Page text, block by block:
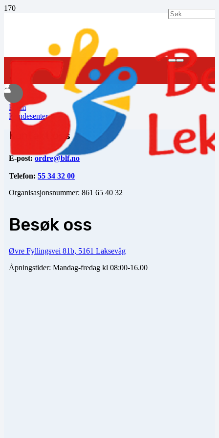
Hjem
Kundesenter
Kontakt oss
E-post:ordre@blf.no
Telefon: 55 34 32 00
Organisasjonsnummer: 861 65 40 32
Besøk oss
Øvre Fyllingsvei 81b, 5161 Laksevåg
Åpningstider: Mandag-fredag kl 08:00-16.00